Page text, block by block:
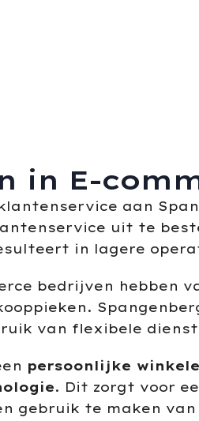
in E-
aan
uit te
in lagere
bedrijven hebben
van flexibele
persoonlijke
. Dit zorgt voor
gebruik te maken